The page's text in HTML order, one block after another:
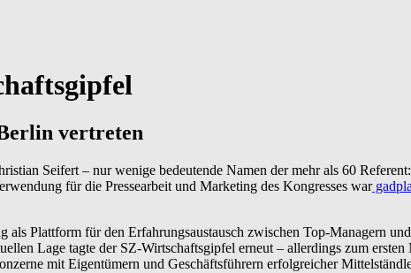
vertreten
Seifert – nur wenige bedeutende Namen der mehr als 60
für die Pressearbeit und Marketing des Kongresses war
als Plattform für den Erfahrungsaustausch zwischen Top-Managern
Lage tagte der SZ-Wirtschaftsgipfel erneut – allerdings zum
mit Eigentümern und Geschäftsführern erfolgreicher